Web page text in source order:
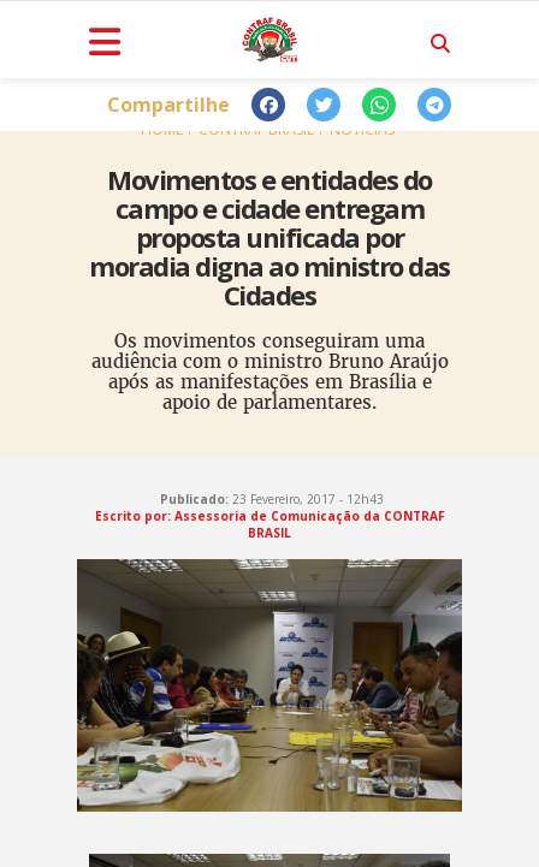
HOME CONTRAF BRASIL NOTÍCIAS
Movimentos e entidades do
campo e cidade entregam
proposta unificada por
moradia digna ao ministro das
Cidades
Os movimentos conseguiram uma
audiência com o ministro Bruno Araújo
após as manifestações em Brasília e
apoio de parlamentares.
Compartilhe
Publicado:23 Fevereiro, 2017 - 12h43
Escrito por: Assessoria de Comunicação da CONTRAF
BRASIL